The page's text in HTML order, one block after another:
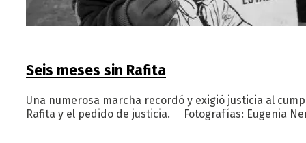
Seis meses sin Rafita
Una numerosa marcha recordó y exigió justicia al
Rafita y el pedido de justicia. Fotografías: Eugenia